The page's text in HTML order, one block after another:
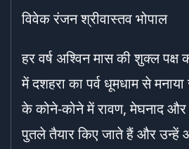
विवेक रंजन श्रीवास्तव भोपाल
हर वर्ष अश्विन मास की शुक्ल पक्ष
में दशहरा का पर्व धूमधाम से
के कोने-कोने में रावण, मेघनाद
पुतले तैयार किए जाते हैं और उन्हें